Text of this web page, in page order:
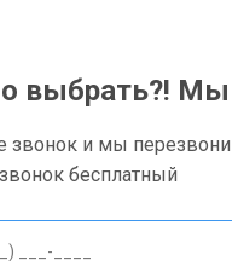
выбрать?!
звонок и мы
бесплатный